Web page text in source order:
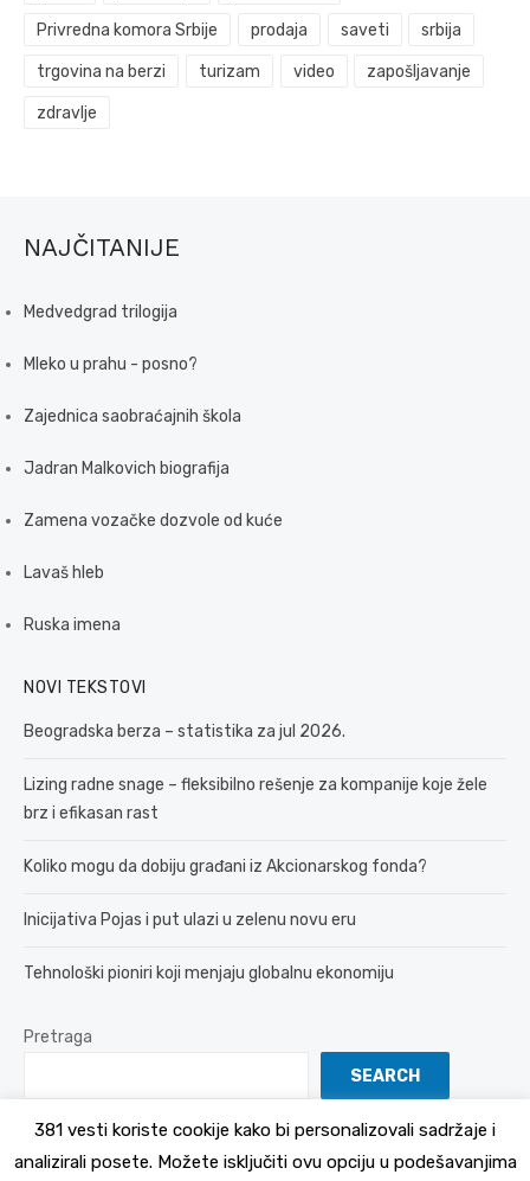
Privredna komora Srbije prodaja saveti srbija
trgovina na berzi turizam video zapošljavanje
zdravlje
NAJČITANIJE
Medvedgrad trilogija
Mleko u prahu - posno?
Zajednica saobraćajnih škola
Jadran Malkovich biografija
Zamena vozačke dozvole od kuće
Lavaš hleb
Ruska imena
NOVI TEKSTOVI
Beogradska berza – statistika za jul 2026.
Lizing radne snage – fleksibilno rešenje za kompanije koje žele
brz i efikasan rast
Koliko mogu da dobiju građani iz Akcionarskog fonda?
Inicijativa Pojas i put ulazi u zelenu novu eru
Tehnološki pioniri koji menjaju globalnu ekonomiju
Pretraga
SEARCH
381 vesti koriste cookije kako bi personalizovali sadržaje i
analizirali posete. Možete isključiti ovu opciju u podešavanjima